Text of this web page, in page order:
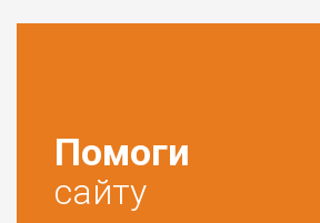
Помоги
сайту